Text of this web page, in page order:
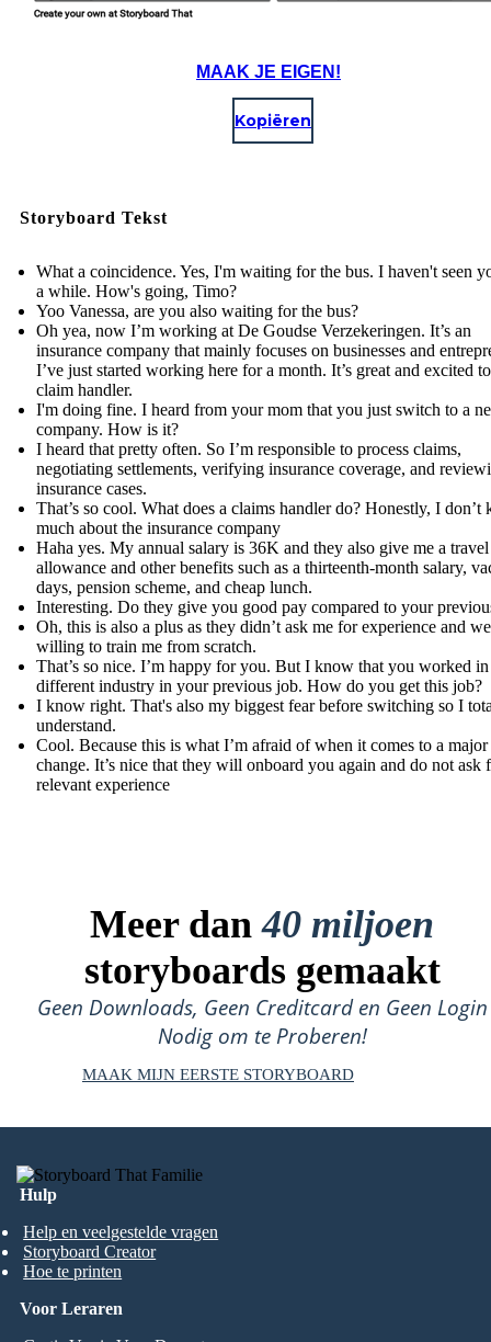
MAAK JE EIGEN!
Kopiëren
Storyboard Tekst
What a coincidence. Yes, I'm waiting for the bus. I haven't seen
a while. How's going, Timo?
Yoo Vanessa, are you also waiting for the bus?
Oh yea, now I’m working at De Goudse Verzekeringen. It’s an
insurance company that mainly focuses on businesses and
I’ve just started working here for a month. It’s great and excited
claim handler.
I'm doing fine. I heard from your mom that you just switch to a
company. How is it?
I heard that pretty often. So I’m responsible to process claims,
negotiating settlements, verifying insurance coverage, and
insurance cases.
That’s so cool. What does a claims handler do? Honestly, I don’t
much about the insurance company
Haha yes. My annual salary is 36K and they also give me a travel
allowance and other benefits such as a thirteenth-month salary,
days, pension scheme, and cheap lunch.
Interesting. Do they give you good pay compared to your
Oh, this is also a plus as they didn’t ask me for experience and
willing to train me from scratch.
That’s so nice. I’m happy for you. But I know that you worked in
different industry in your previous job. How do you get this job?
I know right. That's also my biggest fear before switching so I
understand.
Cool. Because this is what I’m afraid of when it comes to a major
change. It’s nice that they will onboard you again and do not ask
relevant experience
Meer dan40 miljoen
storyboards gemaakt
Geen Downloads, Geen Creditcard en Geen Login
Nodig om te Proberen!
MAAK MIJN EERSTE STORYBOARD
Hulp
Help en veelgestelde vragen
Storyboard Creator
Hoe te printen
Voor Leraren